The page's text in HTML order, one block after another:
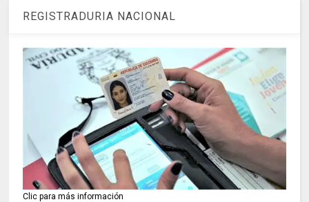
REGISTRADURIA NACIONAL
Clic para más información